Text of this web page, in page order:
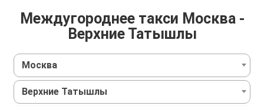
Междугороднее такси Москва -
Верхние Татышлы
Москва
Верхние Татышлы